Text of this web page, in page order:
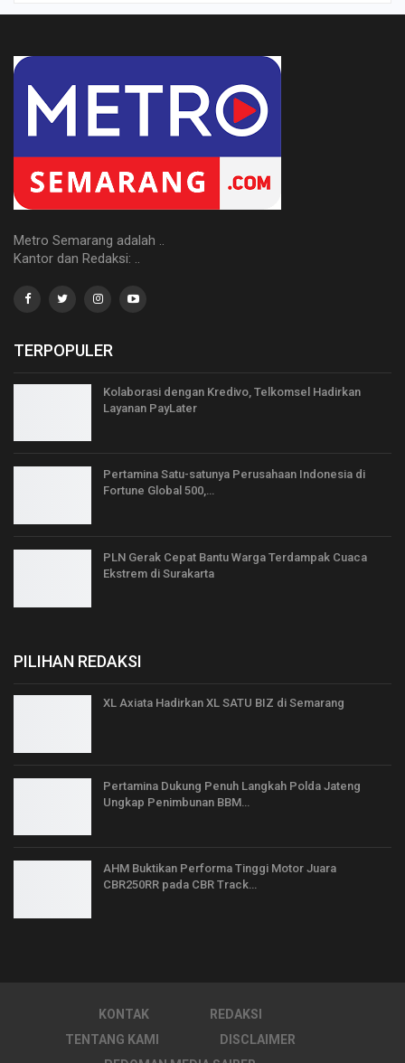
Metro Semarang adalah ..
Kantor dan Redaksi: ..
TERPOPULER
Kolaborasi dengan Kredivo, Telkomsel Hadirkan
Layanan PayLater
Pertamina Satu-satunya Perusahaan Indonesia di
Fortune Global 500,…
PLN Gerak Cepat Bantu Warga Terdampak Cuaca
Ekstrem di Surakarta
PILIHAN REDAKSI
XL Axiata Hadirkan XL SATU BIZ di Semarang
Pertamina Dukung Penuh Langkah Polda Jateng
Ungkap Penimbunan BBM…
AHM Buktikan Performa Tinggi Motor Juara
CBR250RR pada CBR Track…
KONTAK
REDAKSI
TENTANG KAMI
DISCLAIMER